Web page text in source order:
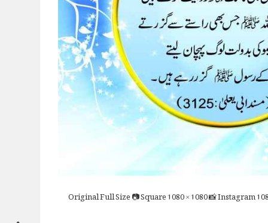
Full Size📷 Square1080 × 1080📸 Instagram